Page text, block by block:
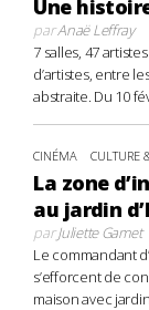
Une
parAnaë Leffray
7 salles, 47
d’artistes, entre
abstraite. Du 10
CINÉMA CULTURE
La zone
au jardin
parJuliette Gamet
Le commandant
s’efforcent de
maison avec